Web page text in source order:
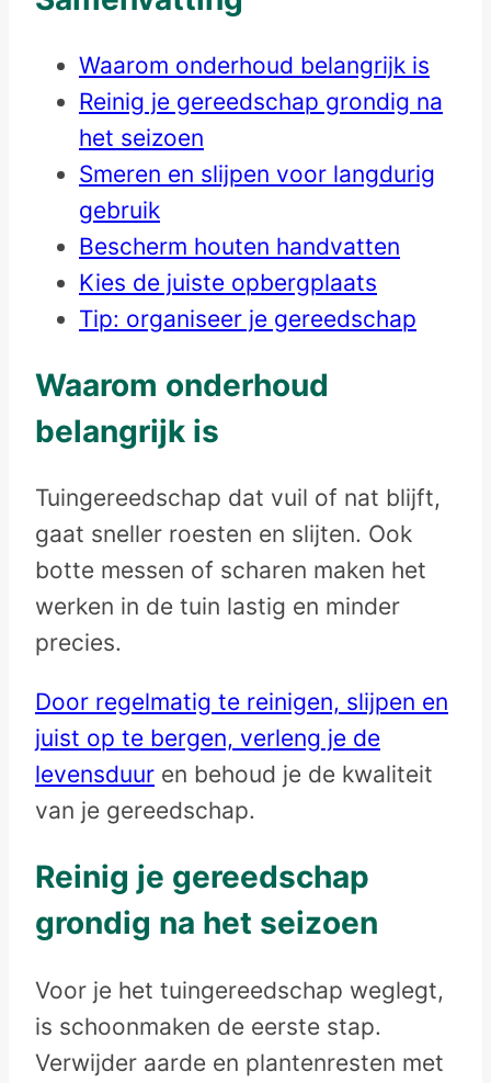
Waarom onderhoud belangrijk is
Reinig je gereedschap grondig na
het seizoen
Smeren en slijpen voor langdurig
gebruik
Bescherm houten handvatten
Kies de juiste opbergplaats
Tip: organiseer je gereedschap
Waarom onderhoud
belangrijk is
Tuingereedschap dat vuil of nat blijft,
gaat sneller roesten en slijten. Ook
botte messen of scharen maken het
werken in de tuin lastig en minder
precies.
Door regelmatig te reinigen, slijpen en
juist op te bergen, verleng je de
levensduur en behoud je de kwaliteit
van je gereedschap.
Reinig je gereedschap
grondig na het seizoen
Voor je het tuingereedschap weglegt,
is schoonmaken de eerste stap.
Verwijder aarde en plantenresten met